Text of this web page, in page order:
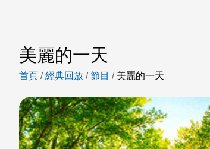
美麗的一天
首頁 /經典回放 /節目 / 美麗的一天